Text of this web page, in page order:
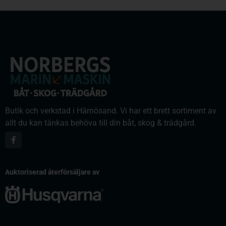
Butik och verkstad i Härnösand. Vi har ett brett sortiment av
allt du kan tänkas behöva till din båt, skog & trädgård.
Auktoriserad återförsäljare av